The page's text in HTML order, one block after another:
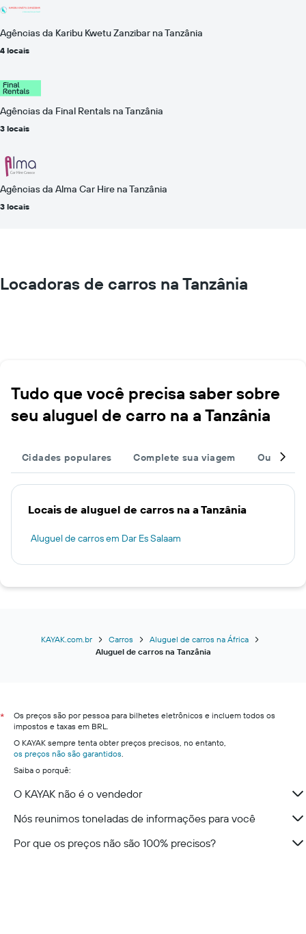
Agências da Karibu Kwetu Zanzibar na Tanzânia
4 locais
Agências da Final Rentals na Tanzânia
3 locais
Agências da Alma Car Hire na Tanzânia
3 locais
Locadoras de carros na Tanzânia
Tudo que você precisa saber sobre
seu aluguel de carro na a Tanzânia
Cidades populares Complete sua viagem Outros
Locais de aluguel de carros na a Tanzânia
Aluguel de carros em Dar Es Salaam
KAYAK.com.br Carros
Aluguel de carros na África
Aluguel de carros na Tanzânia
*
Os preços são por pessoa para bilhetes eletrônicos e incluem todos os
impostos e taxas em BRL.
O KAYAK sempre tenta obter preços precisos, no entanto,
os preços não são garantidos
Saiba o porquê:
O KAYAK não é o vendedor
Nós reunimos toneladas de informações para você
Por que os preços não são 100% precisos?